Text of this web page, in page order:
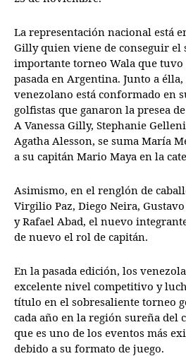
La representación nacional está
Gilly quien viene de conseguir el
importante torneo Wala que tuvo
pasada en Argentina. Junto a
venezolano está conformado en
golfistas que ganaron la presea
A Vanessa Gilly, Stephanie
Agatha Alesson, se suma María
a su capitán Mario Maya en la
Asimismo, en el renglón de
Virgilio Paz, Diego Neira,
y Rafael Abad, el nuevo
de nuevo el rol de capitán.
En la pasada edición, los
excelente nivel competitivo y
título en el sobresaliente torneo
cada año en la región sureña del
que es uno de los eventos más
debido a su formato de juego.